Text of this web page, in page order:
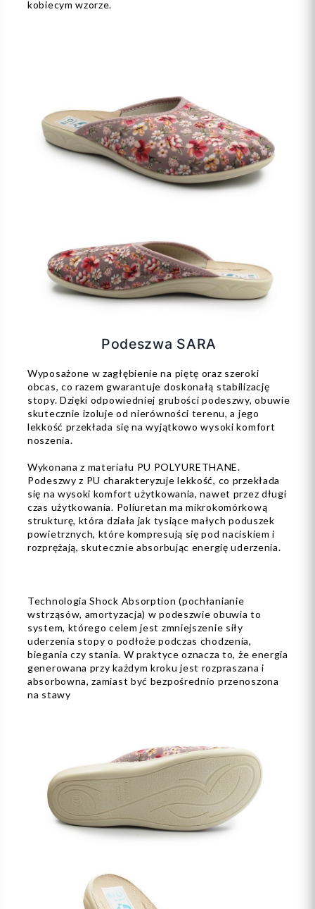
kobiecym wzorze.
Podeszwa SARA
Wyposażone w zagłębienie na piętę oraz szeroki
obcas, co razem gwarantuje doskonałą stabilizację
stopy. Dzięki odpowiedniej grubości podeszwy, obuwie
skutecznie izoluje od nierówności terenu, a jego
lekkość przekłada się na wyjątkowo wysoki komfort
noszenia.
Wykonana z materiału PU POLYURETHANE.
Podeszwy z PU charakteryzuje lekkość, co przekłada
się na wysoki komfort użytkowania, nawet przez długi
czas użytkowania. Poliuretan ma mikrokomórkową
strukturę, która działa jak tysiące małych poduszek
powietrznych, które kompresują się pod naciskiem i
rozprężają, skutecznie absorbując energię uderzenia.
Technologia Shock Absorption (pochłanianie
wstrząsów, amortyzacja) w podeszwie obuwia to
system, którego celem jest zmniejszenie siły
uderzenia stopy o podłoże podczas chodzenia,
biegania czy stania. W praktyce oznacza to, że energia
generowana przy każdym kroku jest rozpraszana i
absorbowna, zamiast być bezpośrednio przenoszona
na stawy